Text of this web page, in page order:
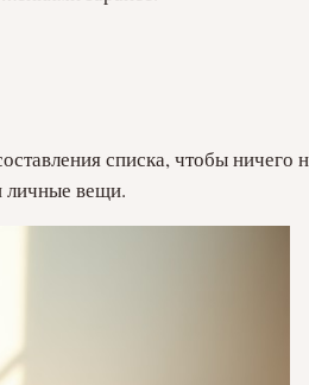
списка, чтобы ничего
личные вещи.